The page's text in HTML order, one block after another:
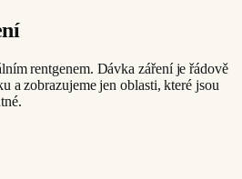
rentgenem. Dávka záření je řádově
a zobrazujeme jen oblasti, které jsou